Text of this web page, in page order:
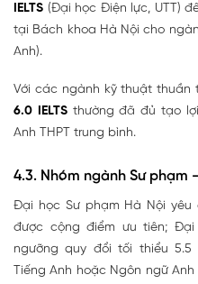
IELTS (Đại học Điện lực, UTT)
tại Bách khoa Hà Nội cho
Anh).
Với các ngành kỹ thuật thuần
6.0 IELTSthường đã đủ tạo lợi
Anh THPT trung bình.
4.3. Nhóm ngành Sư phạm
Đại học Sư phạm Hà Nội yêu
được cộng điểm ưu tiên; Đại
ngưỡng quy đổi tối thiểu 5.5
Tiếng Anh hoặc Ngôn ngữ